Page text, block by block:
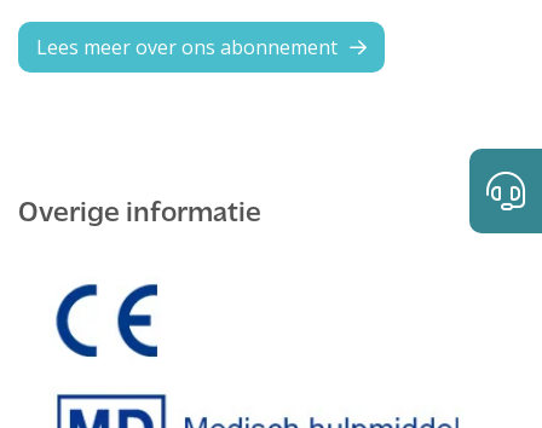
Lees meer over ons abonnement
Overige informatie